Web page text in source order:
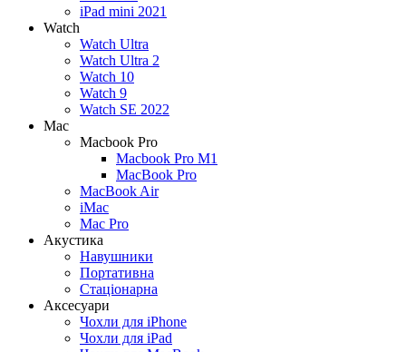
iPad mini 2021
Watch
Watch Ultra
Watch Ultra 2
Watch 10
Watch 9
Watch SE 2022
Mac
Macbook Pro
Macbook Pro M1
MacBook Pro
MacBook Air
iMac
Mac Pro
Акустика
Навушники
Портативна
Стаціонарна
Аксесуари
Чохли для iPhone
Чохли для iPad